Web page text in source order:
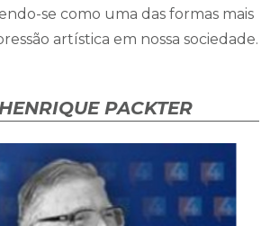
se como uma das formas mais
artística em nossa sociedade.
PACKTER